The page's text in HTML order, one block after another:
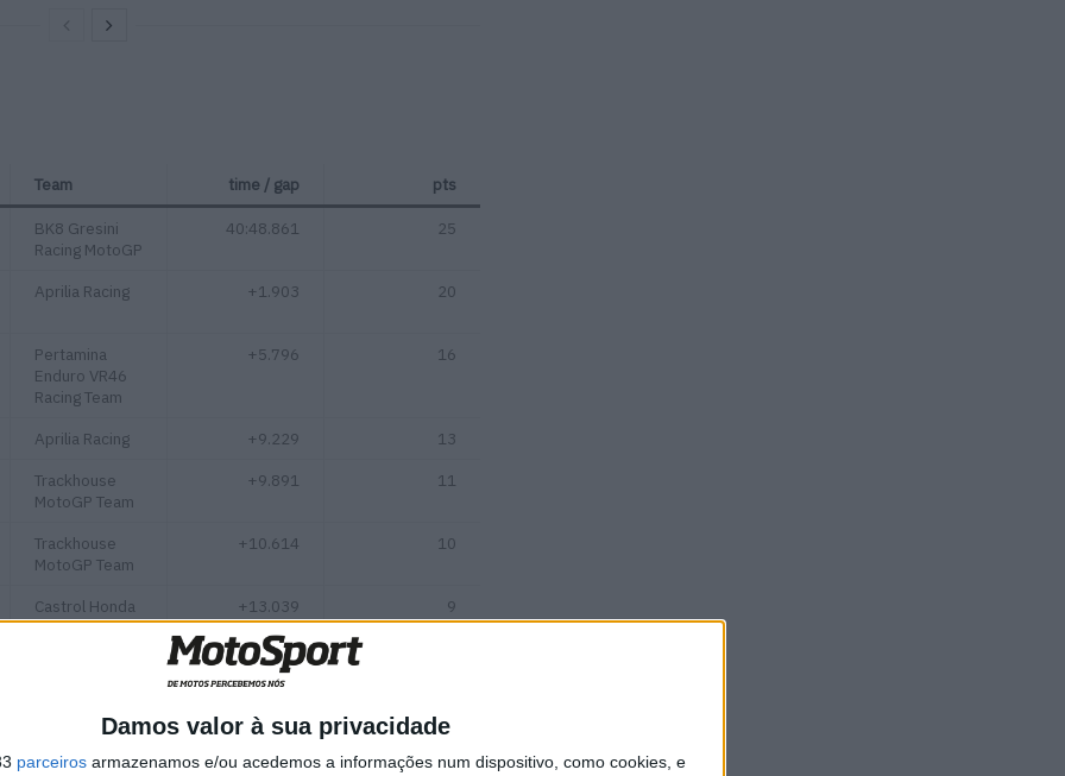
Damos valor à sua privacidade
parceiros armazenamos e/ou acedemos a informações num dispositivo, como cookies, e
Team time / gap pts
BK8 Gresini
Racing MotoGP
40:48.861 25
Aprilia Racing +1.903 20
Pertamina
Enduro VR46
Racing Team
+5.796 16
Aprilia Racing +9.229
13
Trackhouse
MotoGP Team
+9.891 11
Trackhouse
MotoGP Team
+10.614 10
Castrol Honda
LCR
+13.039 9
+14.411
BK8 Gresini
Racing MotoGP
+19.778 7